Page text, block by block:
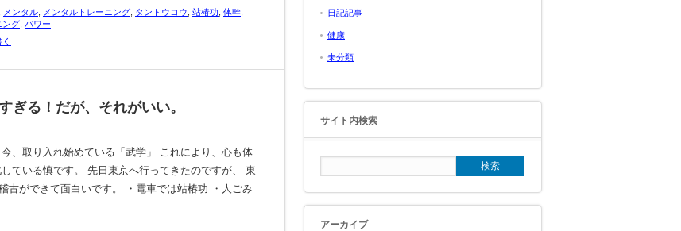
メンタル メンタルトレーニング タントウコウ 站椿功 体幹
ング パワー
ぎる！だが、それがいい。
、取り入れ始めている「武学」 これにより、心も体
ている慎です。 先日東京へ行ってきたのですが、 東
古ができて面白いです。 ・電車では站椿功 ・人ごみ
…
日記記事
健康
未分類
サイト内検索
アーカイブ